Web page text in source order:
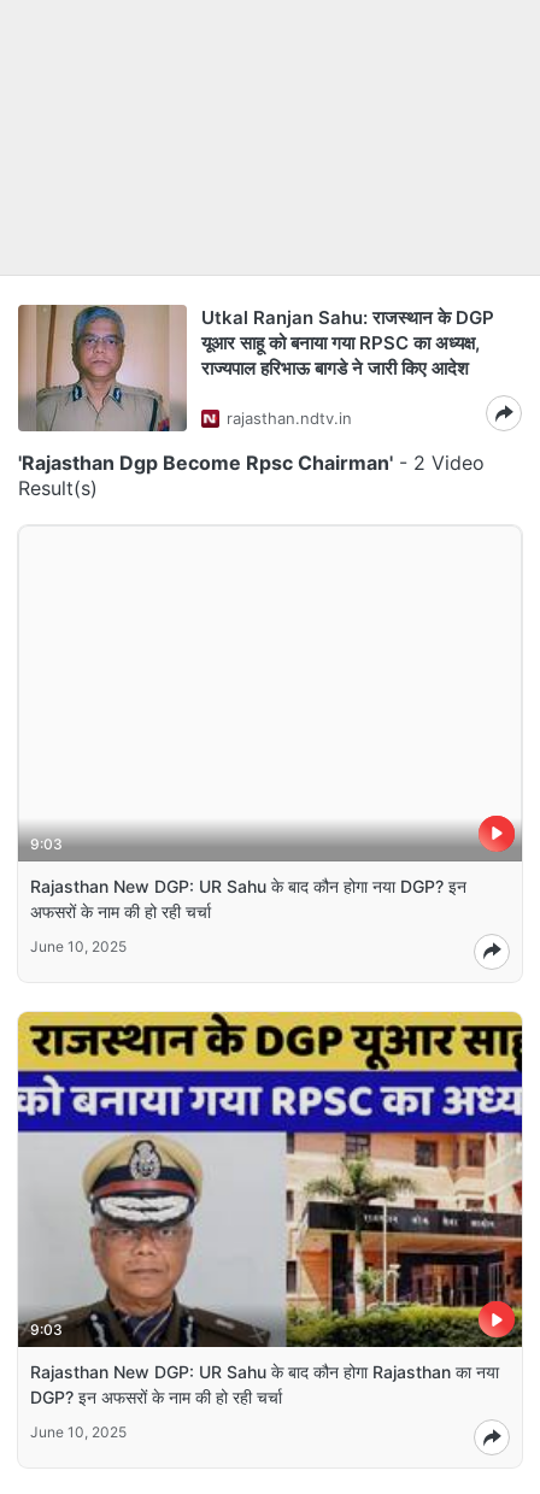
Utkal Ranjan Sahu: राजस्थान के DGP
यूआर साहू को बनाया गया RPSC का अध्यक्ष,
राज्यपाल हरिभाऊ बागडे ने जारी किए आदेश
rajasthan.ndtv.in
'Rajasthan Dgp Become Rpsc Chairman' - 2 Video
Result(s)
9:03
Rajasthan New DGP: UR Sahu के बाद कौन होगा नया DGP? इन
अफसरों के नाम की हो रही चर्चा
June 10, 2025
9:03
Rajasthan New DGP: UR Sahu के बाद कौन होगा Rajasthan का नया
DGP? इन अफसरों के नाम की हो रही चर्चा
June 10, 2025